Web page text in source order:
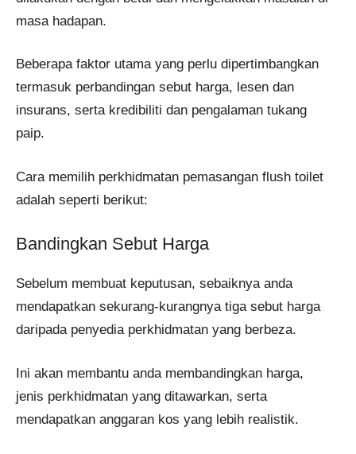
masa hadapan.
Beberapa faktor utama yang perlu dipertimbangkan
termasuk perbandingan sebut harga, lesen dan
insurans, serta kredibiliti dan pengalaman tukang
paip.
Cara memilih perkhidmatan pemasangan flush toilet
adalah seperti berikut:
Bandingkan Sebut Harga
Sebelum membuat keputusan, sebaiknya anda
mendapatkan sekurang-kurangnya tiga sebut harga
daripada penyedia perkhidmatan yang berbeza.
Ini akan membantu anda membandingkan harga,
jenis perkhidmatan yang ditawarkan, serta
mendapatkan anggaran kos yang lebih realistik.